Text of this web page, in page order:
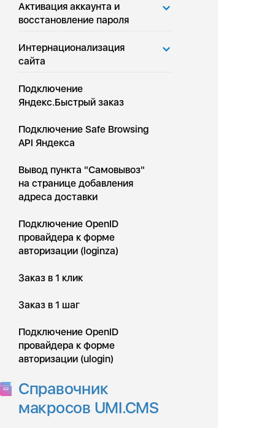
Активация аккаунта и
восстановление пароля
Интернационализация
сайта
Подключение
Яндекс.Быстрый заказ
Подключение Safe Browsing
API Яндекса
Вывод пункта "Самовывоз"
на странице добавления
адреса доставки
Подключение OpenID
провайдера к форме
авторизации (loginza)
Заказ в 1 клик
Заказ в 1 шаг
Подключение OpenID
провайдера к форме
авторизации (ulogin)
Справочник
макросов UMI.CMS